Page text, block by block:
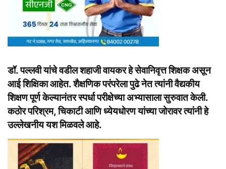
डॉ. पल्लवी यांचे वडील शहाजी वायकर हे सेवानिवृत्त शिक्षक असून
आई शिक्षिका आहेत. शैक्षणिक परंपरेला पुढे नेत त्यांनी वैद्यकीय
शिक्षण पूर्ण केल्यानंतर स्पर्धा परीक्षेच्या अभ्यासाला सुरुवात केली.
कठोर परिश्रम, चिकाटी आणि ध्येयधोरण यांच्या जोरावर त्यांनी हे
उल्लेखनीय यश मिळवले आहे.